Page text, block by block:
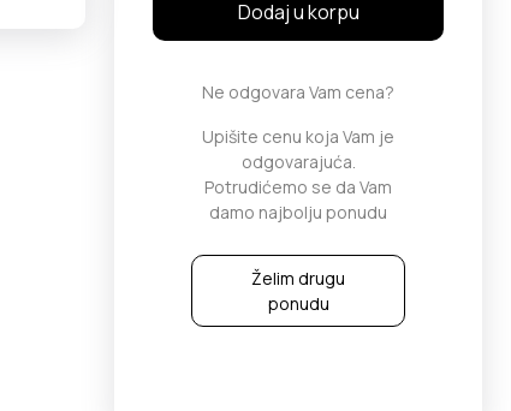
Dodaj u korpu
Ne odgovara Vam cena?
Upišite cenu koja Vam je
odgovarajuća.
Potrudićemo se da Vam
damo najbolju ponudu
Želim drugu
ponudu